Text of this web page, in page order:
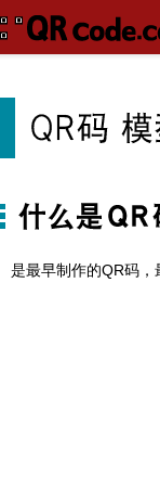
是最早制作的QR码